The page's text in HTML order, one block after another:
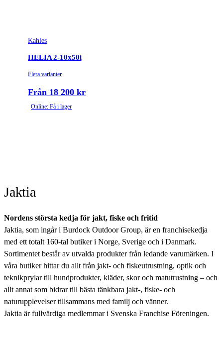
Kahles
HELIA 2-10x50i
Flera varianter
Från 18 200 kr
Online: Få i lager
Jaktia
Nordens största kedja för jakt, fiske och fritid
Jaktia, som ingår i Burdock Outdoor Group, är en franchisekedja
med ett totalt 160-tal butiker i Norge, Sverige och i Danmark.
Sortimentet består av utvalda produkter från ledande varumärken. I
våra butiker hittar du allt från jakt- och fiskeutrustning, optik och
teknikprylar till hundprodukter, kläder, skor och matutrustning – och
allt annat som bidrar till bästa tänkbara jakt-, fiske- och
naturupplevelser tillsammans med familj och vänner.
Jaktia är fullvärdiga medlemmar i Svenska Franchise Föreningen.